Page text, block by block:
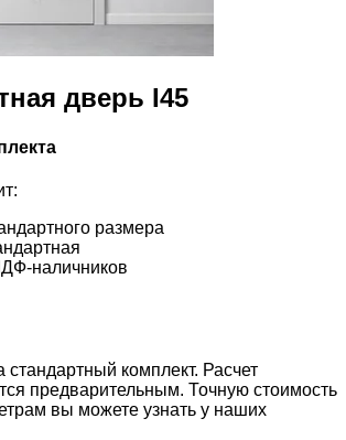
дверь I45
размера
наличников
стандартный комплект. Расчет
предварительным. Точную стоимость
вы можете узнать у наших